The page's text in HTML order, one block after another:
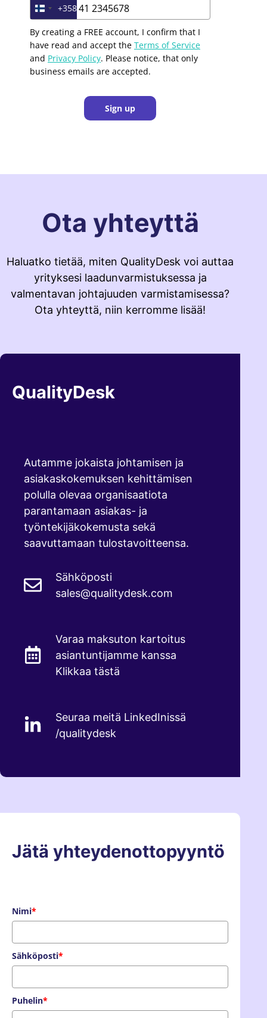
Finland +358
+358
By creating a FREE account, I confirm that I
have read and accept the Terms of Service
and Privacy Policy. Please notice, that only
business emails are accepted.
Sign up
Ota yhteyttä
Haluatko tietää, miten QualityDesk voi auttaa
yrityksesi laadunvarmistuksessa ja
valmentavan johtajuuden varmistamisessa?
Ota yhteyttä, niin kerromme lisää!
QualityDesk
Autamme jokaista johtamisen ja
asiakaskokemuksen kehittämisen
polulla olevaa organisaatiota
parantamaan asiakas- ja
työntekijäkokemusta sekä
saavuttamaan tulostavoitteensa.
Sähköposti
sales@qualitydesk.com
Varaa maksuton kartoitus
asiantuntijamme kanssa
Klikkaa tästä
Seuraa meitä LinkedInissä
/qualitydesk
Jätä yhteydenottopyyntö
Nimi*
Sähköposti*
Puhelin*